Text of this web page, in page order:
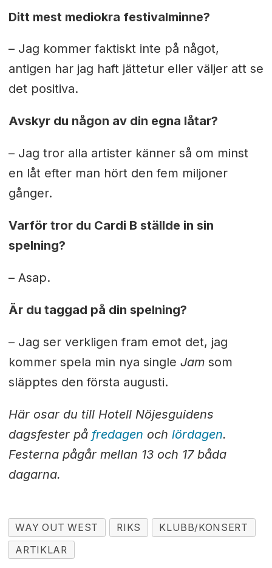
Ditt mest mediokra festivalminne?
– Jag kommer faktiskt inte på något,
antigen har jag haft jättetur eller väljer att se
det positiva.
Avskyr du någon av din egna låtar?
– Jag tror alla artister känner så om minst
en låt efter man hört den fem miljoner
gånger.
Varför tror du Cardi B ställde in sin
spelning?
– Asap.
Är du taggad på din spelning?
– Jag ser verkligen fram emot det, jag
kommer spela min nya single Jamsom
släpptes den första augusti.
Här osar du till Hotell Nöjesguidens
dagsfester på fredagen och lördagen.
Festerna pågår mellan 13 och 17 båda
dagarna.
WAY OUT WEST RIKS
KLUBB/KONSERT
ARTIKLAR